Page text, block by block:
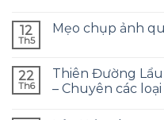
12
Th5
Mẹo chụp ảnh
22
Th6
Thiên Đường
– Chuyên các